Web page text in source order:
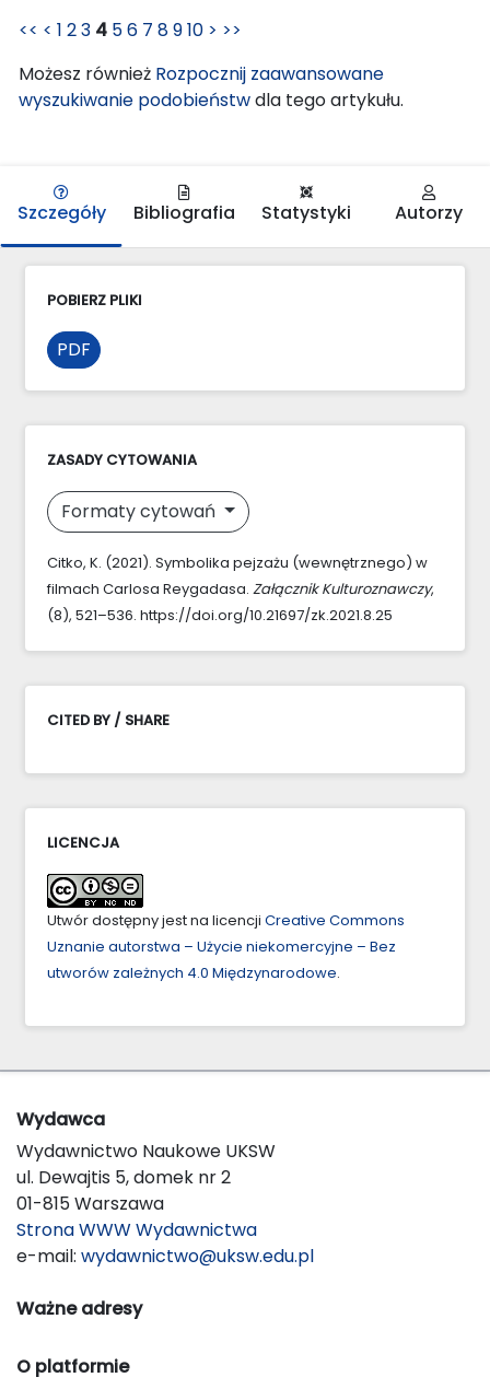
<< < 1 23 4 56 7 8910 > >>
Możesz również Rozpocznij zaawansowane
wyszukiwanie podobieństwdla tego artykułu.
Szczegóły Bibliografia Statystyki Autorzy
POBIERZ PLIKI
PDF
ZASADY CYTOWANIA
Formaty cytowań
Citko, K. (2021). Symbolika pejzażu (wewnętrznego) w
filmach Carlosa Reygadasa. Załącznik Kulturoznawczy,
(8), 521–536. https://doi.org/10.21697/zk.2021.8.25
CITED BY / SHARE
LICENCJA
Utwór dostępny jest na licencji Creative Commons
Uznanie autorstwa – Użycie niekomercyjne – Bez
utworów zależnych 4.0 Międzynarodowe.
Wydawca
Wydawnictwo Naukowe UKSW
ul. Dewajtis 5, domek nr 2
01-815 Warszawa
Strona WWW Wydawnictwa
e-mail: wydawnictwo@uksw.edu.pl
Ważne adresy
O platformie